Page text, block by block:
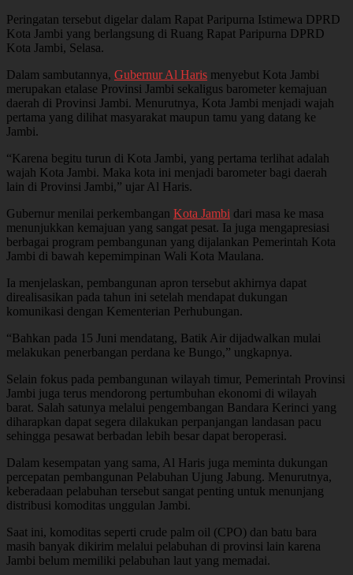
Peringatan tersebut digelar dalam Rapat Paripurna Istimewa DPRD
Kota Jambi yang berlangsung di Ruang Rapat Paripurna DPRD
Kota Jambi, Selasa.
Dalam sambutannya, Gubernur Al Haris menyebut Kota Jambi
merupakan etalase Provinsi Jambi sekaligus barometer kemajuan
daerah di Provinsi Jambi. Menurutnya, Kota Jambi menjadi wajah
pertama yang dilihat masyarakat maupun tamu yang datang ke
Jambi.
“Karena begitu turun di Kota Jambi, yang pertama terlihat adalah
wajah Kota Jambi. Maka kota ini menjadi barometer bagi daerah
lain di Provinsi Jambi,” ujar Al Haris.
Gubernur menilai perkembangan Kota Jambi dari masa ke masa
menunjukkan kemajuan yang sangat pesat. Ia juga mengapresiasi
berbagai program pembangunan yang dijalankan Pemerintah Kota
Jambi di bawah kepemimpinan Wali Kota Maulana.
Ia menjelaskan, pembangunan apron tersebut akhirnya dapat
direalisasikan pada tahun ini setelah mendapat dukungan
komunikasi dengan Kementerian Perhubungan.
“Bahkan pada 15 Juni mendatang, Batik Air dijadwalkan mulai
melakukan penerbangan perdana ke Bungo,” ungkapnya.
Selain fokus pada pembangunan wilayah timur, Pemerintah Provinsi
Jambi juga terus mendorong pertumbuhan ekonomi di wilayah
barat. Salah satunya melalui pengembangan Bandara Kerinci yang
diharapkan dapat segera dilakukan perpanjangan landasan pacu
sehingga pesawat berbadan lebih besar dapat beroperasi.
Dalam kesempatan yang sama, Al Haris juga meminta dukungan
percepatan pembangunan Pelabuhan Ujung Jabung. Menurutnya,
keberadaan pelabuhan tersebut sangat penting untuk menunjang
distribusi komoditas unggulan Jambi.
Saat ini, komoditas seperti crude palm oil (CPO) dan batu bara
masih banyak dikirim melalui pelabuhan di provinsi lain karena
Jambi belum memiliki pelabuhan laut yang memadai.